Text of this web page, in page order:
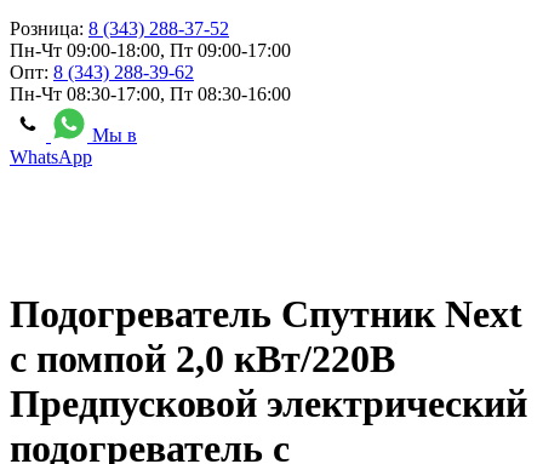
Розница: 8 (343) 288-37-52
Пн-Чт 09:00-18:00, Пт 09:00-17:00
Опт: 8 (343) 288-39-62
Пн-Чт 08:30-17:00, Пт 08:30-16:00
Мы в
WhatsApp
Подогреватель Спутник Next
с помпой 2,0 кВт/220В
Предпусковой электрический
подогреватель с